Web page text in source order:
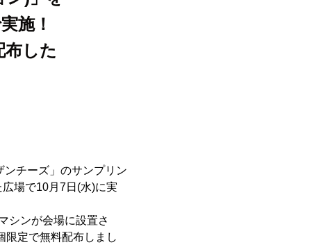
施！
した
チーズ」のサンプリン
場で10月7日(水)に実
シンが会場に設置さ
限定で無料配布しまし